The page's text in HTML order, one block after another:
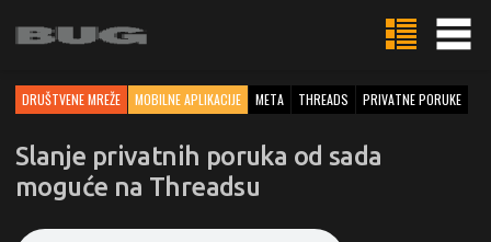
DRUŠTVENE MREŽE MOBILNE APLIKACIJE META THREADS PRIVATNE PORUKE
Slanje privatnih poruka od sada
moguće na Threadsu